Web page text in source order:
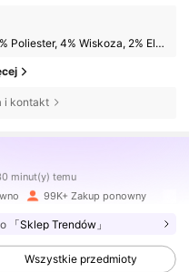
68% Bawełna, 26% Poliester, 4% Wiskoza, 2% Elastan
i kontakt
minut(y) temu
99K+ Zakup ponowny
「Sklep Trendów」
Wszystkie przedmioty